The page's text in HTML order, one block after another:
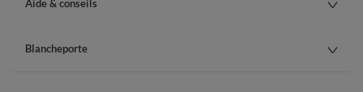
Aide & conseils
Blancheporte